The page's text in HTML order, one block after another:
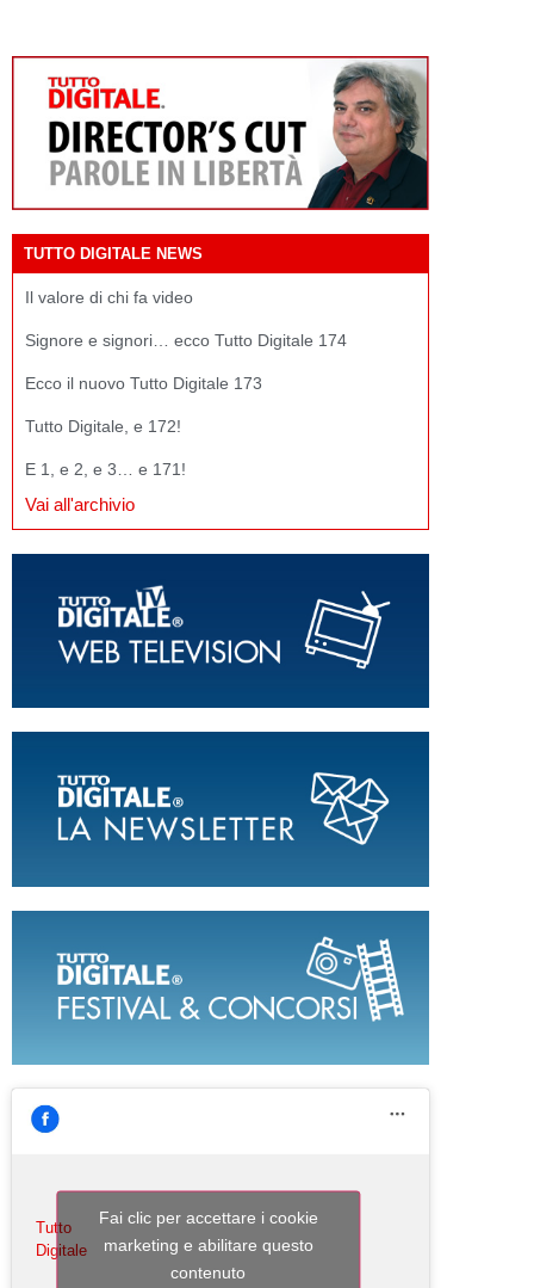
TUTTO DIGITALE NEWS
Il valore di chi fa video
Signore e signori… ecco Tutto Digitale 174
Ecco il nuovo Tutto Digitale 173
Tutto Digitale, e 172!
E 1, e 2, e 3… e 171!
Vai all'archivio
Tutto
Digitale
Fai clic per accettare i cookie
marketing e abilitare questo
contenuto